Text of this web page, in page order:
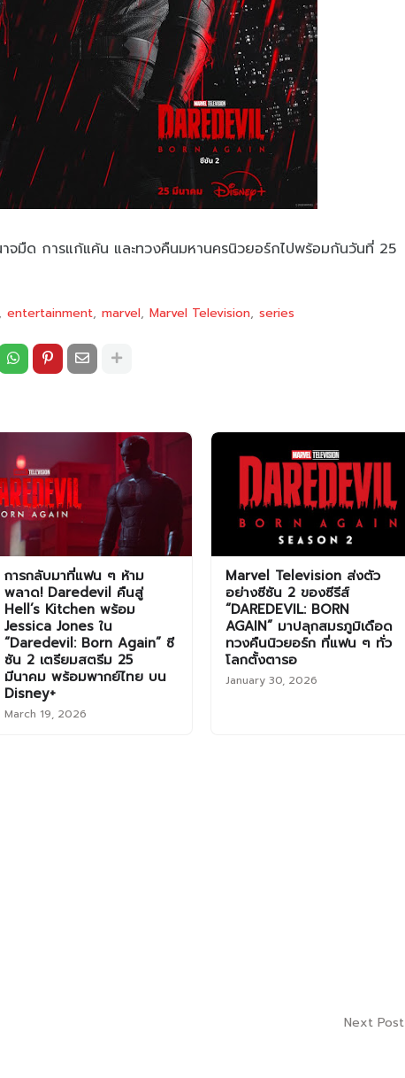
จมืด การแก้แค้น และทวงคืนมหานครนิวยอร์กไปพร้อมกันวันที่ 25
entertainment marvel Marvel Television series
การกลับมาที่แฟน ๆ ห้าม
พลาด! Daredevil คืนสู่
Hell’s Kitchen พร้อม
Jessica Jones ใน
“Daredevil: Born Again” ซี
ซัน 2 เตรียมสตรีม 25
มีนาคม พร้อมพากย์ไทย บน
Disney+
March 19, 2026
Marvel Television ส่งตัว
อย่างซีซัน 2 ของซีรีส์
“DAREDEVIL: BORN
AGAIN” มาปลุกสมรภูมิเดือด
ทวงคืนนิวยอร์ก ที่แฟน ๆ ทั่ว
โลกตั้งตารอ
January 30, 2026
Next Post